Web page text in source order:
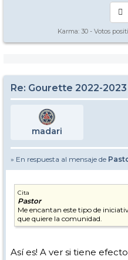
Karma: 30 - Votos
Re: Gourette 2022-2023
madari
» En respuesta al mensaje de
Cita
Pastor
Me encantan este tipo de
que quiere la comunidad.
Así es! A ver si tiene